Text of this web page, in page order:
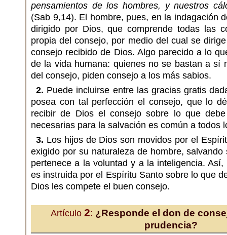
pensamientos de los hombres, y nuestros
(Sab 9,14). El hombre, pues, en la indagación
dirigido por Dios, que comprende todas las
propia del consejo, por medio del cual se
consejo recibido de Dios. Algo parecido a lo
de la vida humana: quienes no se bastan a sí
del consejo, piden consejo a los más sabios.
2. Puede incluirse entre las gracias gratis
posea con tal perfección el consejo, que lo
recibir de Dios el consejo sobre lo que
necesarias para la salvación es común a todos
3. Los hijos de Dios son movidos por el
exigido por su naturaleza de hombre,
pertenece a la voluntad y a la inteligencia.
es instruida por el Espíritu Santo sobre lo que
Dios les compete el buen consejo.
Artículo 2: ¿Responde el don de
prudencia?